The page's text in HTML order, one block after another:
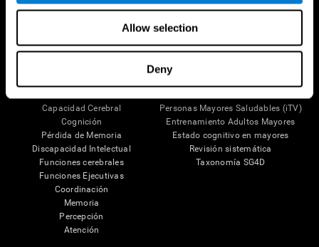
Allow selection
Deny
Mente y Cerebro
Capacidad Cerebral
Cognición
Pérdida de Memoria
Discapacidad Intelectual
Funciones cerebrales
Funciones Ejecutivas
Coordinación
Memoria
Percepción
Atención
Juegos de Ordenador
Personas Mayores Saludables (iTV)
Entrenamiento Adultos Mayores
Estado cognitivo en mayores
Revisión sistemática
Taxonomía SG4D